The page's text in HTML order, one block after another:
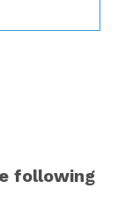
following